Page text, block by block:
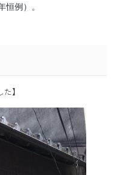
例）。
】